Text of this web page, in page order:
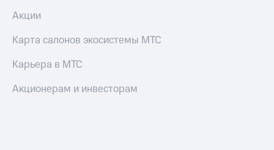
Акции
Карта салонов экосистемы МТС
Карьера в МТС
Акционерам и инвесторам